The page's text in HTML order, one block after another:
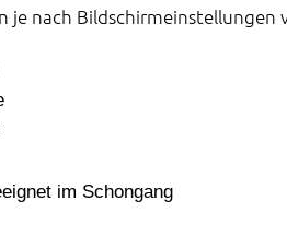
je nach Bildschirmeinstellungen
im Schongang